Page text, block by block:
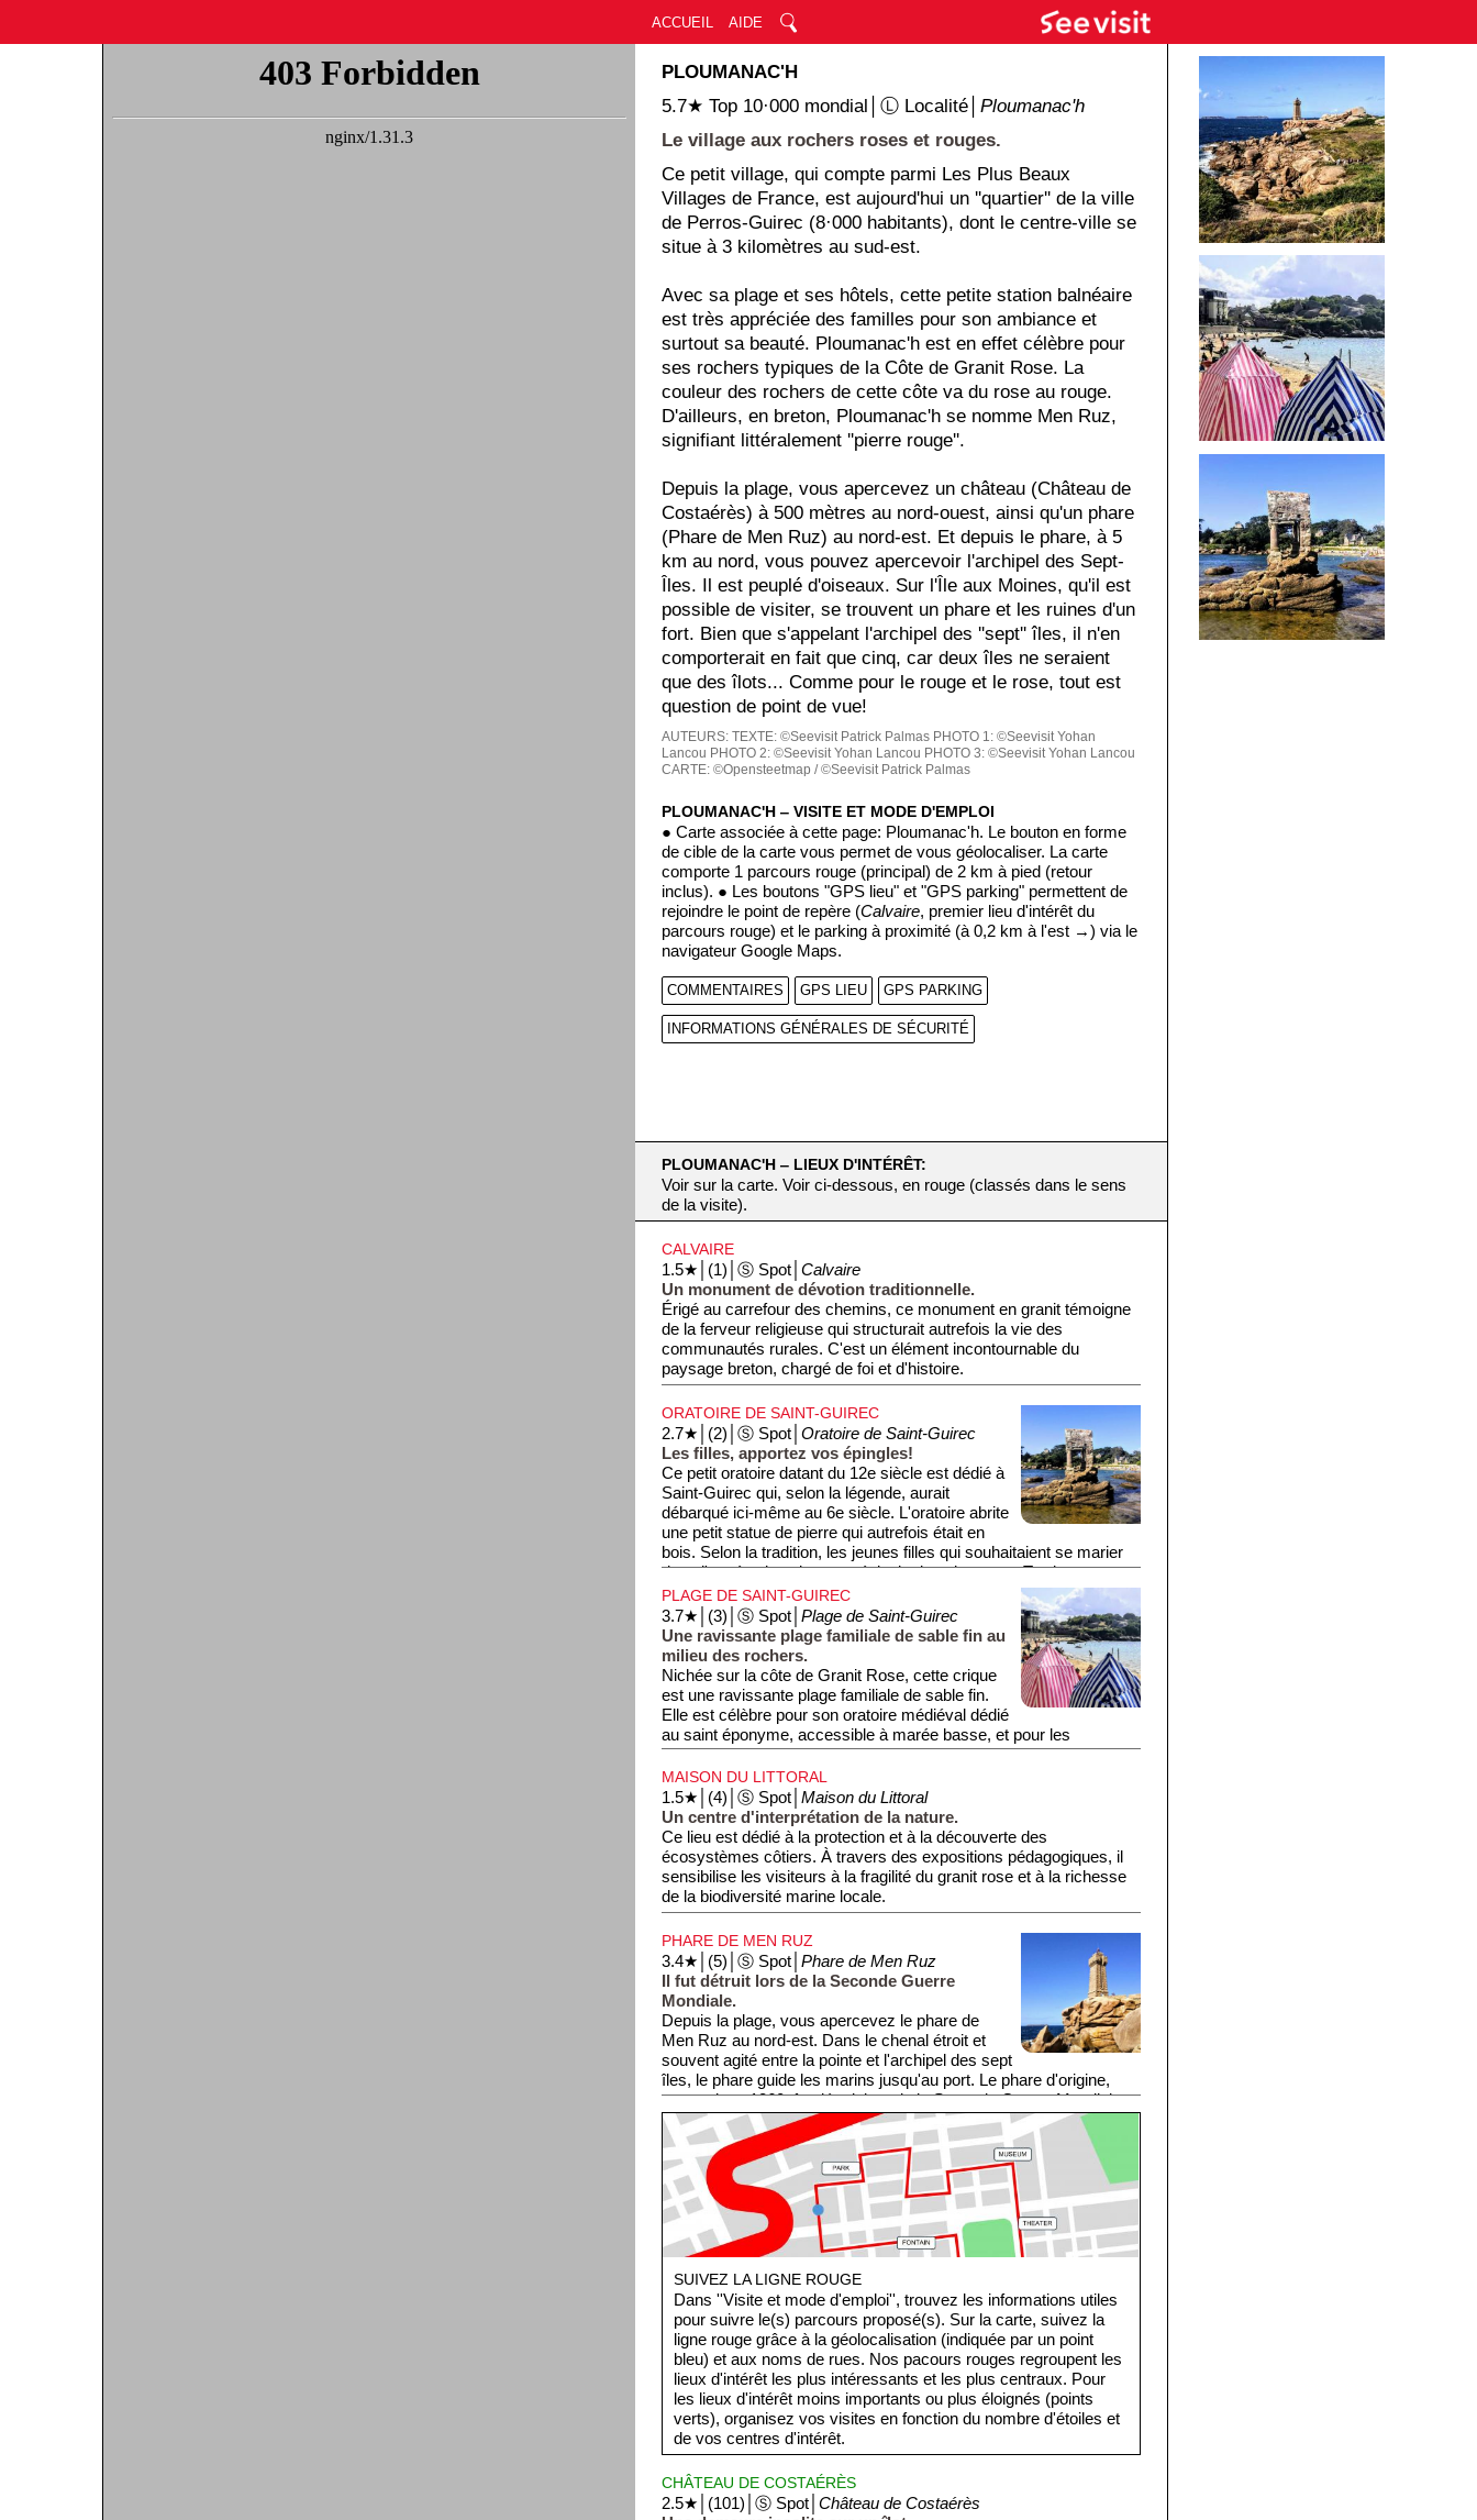
ACCUEIL AIDE
PLOUMANAC'H
5.7★ Top 10·000 mondial│Ⓛ Localité│Ploumanac'h
Le village aux rochers roses et rouges.
Ce petit village, qui compte parmi Les Plus Beaux
Villages de France, est aujourd'hui un ''quartier'' de la ville
de Perros-Guirec (8·000 habitants), dont le centre-ville se
situe à 3 kilomètres au sud-est.
Avec sa plage et ses hôtels, cette petite station balnéaire
est très appréciée des familles pour son ambiance et
surtout sa beauté. Ploumanac'h est en effet célèbre pour
ses rochers typiques de la Côte de Granit Rose. La
couleur des rochers de cette côte va du rose au rouge.
D'ailleurs, en breton, Ploumanac'h se nomme Men Ruz,
signifiant littéralement ''pierre rouge''.
Depuis la plage, vous apercevez un château (Château de
Costaérès) à 500 mètres au nord-ouest, ainsi qu'un phare
(Phare de Men Ruz) au nord-est. Et depuis le phare, à 5
km au nord, vous pouvez apercevoir l'archipel des Sept-
Îles. Il est peuplé d'oiseaux. Sur l'Île aux Moines, qu'il est
possible de visiter, se trouvent un phare et les ruines d'un
fort. Bien que s'appelant l'archipel des ''sept'' îles, il n'en
comporterait en fait que cinq, car deux îles ne seraient
que des îlots... Comme pour le rouge et le rose, tout est
question de point de vue!
AUTEURS:TEXTE: ©Seevisit Patrick Palmas PHOTO 1: ©Seevisit Yohan
Lancou PHOTO 2: ©Seevisit Yohan Lancou PHOTO 3: ©Seevisit Yohan Lancou
CARTE: ©Opensteetmap / ©Seevisit Patrick Palmas
PLOUMANAC'H ‒ VISITE ET MODE D'EMPLOI
● Carte associée à cette page: Ploumanac'h. Le bouton en forme
de cible de la carte vous permet de vous géolocaliser. La carte
comporte 1 parcours rouge (principal) de 2 km à pied (retour
inclus). ● Les boutons "GPS lieu" et "GPS parking" permettent de
rejoindre le point de repère (Calvaire, premier lieu d'intérêt du
parcours rouge) et le parking à proximité (à 0,2 km à l'est →) via le
navigateur Google Maps.
COMMENTAIRES GPS LIEU GPS PARKING
INFORMATIONS GÉNÉRALES DE SÉCURITÉ
PLOUMANAC'H ‒ LIEUX D'INTÉRÊT:
Voir sur la carte. Voir ci-dessous, en rouge (classés dans le sens
de la visite).
CALVAIRE
1.5★│(1)│Ⓢ Spot│Calvaire
Un monument de dévotion traditionnelle.
Érigé au carrefour des chemins, ce monument en granit témoigne
de la ferveur religieuse qui structurait autrefois la vie des
communautés rurales. C'est un élément incontournable du
paysage breton, chargé de foi et d'histoire.
ORATOIRE DE SAINT-GUIREC
2.7★│(2)│Ⓢ Spot│Oratoire de Saint-Guirec
Les filles, apportez vos épingles!
Ce petit oratoire datant du 12e siècle est dédié à
Saint-Guirec qui, selon la légende, aurait
débarqué ici-même au 6e siècle. L'oratoire abrite
une petit statue de pierre qui autrefois était en
bois. Selon la tradition, les jeunes filles qui souhaitaient se marier
dans l'année plantaient une épingle dans la statue. Totalement
défigurée, la statue fut transférée dans la chapelle et remplacée
par une statue de pierre. Cette fois, les filles, il va falloir aiguiser
vos épingles!?
PLAGE DE SAINT-GUIREC
3.7★│(3)│Ⓢ Spot│Plage de Saint-Guirec
Une ravissante plage familiale de sable fin au
milieu des rochers.
Nichée sur la côte de Granit Rose, cette crique
est une ravissante plage familiale de sable fin.
Elle est célèbre pour son oratoire médiéval dédié
au saint éponyme, accessible à marée basse, et pour les
formations granitiques spectaculaires qui l'entourent.
MAISON DU LITTORAL
1.5★│(4)│Ⓢ Spot│Maison du Littoral
Un centre d'interprétation de la nature.
Ce lieu est dédié à la protection et à la découverte des
écosystèmes côtiers. À travers des expositions pédagogiques, il
sensibilise les visiteurs à la fragilité du granit rose et à la richesse
de la biodiversité marine locale.
PHARE DE MEN RUZ
3.4★│(5)│Ⓢ Spot│Phare de Men Ruz
Il fut détruit lors de la Seconde Guerre
Mondiale.
Depuis la plage, vous apercevez le phare de
Men Ruz au nord-est. Dans le chenal étroit et
souvent agité entre la pointe et l'archipel des sept
îles, le phare guide les marins jusqu'au port. Le phare d'origine,
construit en 1860, fut détruit lors de la Seconde Guerre Mondiale.
Malheureusement, vous n'aurez pas accès au phare.
SUIVEZ LA LIGNE ROUGE
Dans ''Visite et mode d'emploi'', trouvez les informations utiles
pour suivre le(s) parcours proposé(s). Sur la carte, suivez la
ligne rouge grâce à la géolocalisation (indiquée par un point
bleu) et aux noms de rues. Nos pacours rouges regroupent les
lieux d'intérêt les plus intéressants et les plus centraux. Pour
les lieux d'intérêt moins importants ou plus éloignés (points
verts), organisez vos visites en fonction du nombre d'étoiles et
de vos centres d'intérêt.
CHÂTEAU DE COSTAÉRÈS
2.5★│(101)│Ⓢ Spot│Château de Costaérès